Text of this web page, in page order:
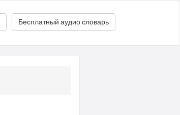
Бесплатный аудио словарь